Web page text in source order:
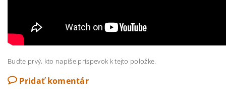
Buďte prvý, kto napíše príspevok k tejto položke.
Pridať komentár